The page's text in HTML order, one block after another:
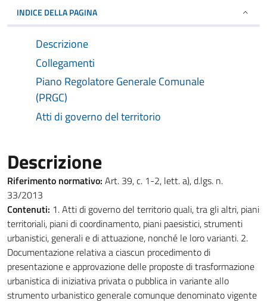
INDICE DELLA PAGINA
Descrizione
Collegamenti
Piano Regolatore Generale Comunale
(PRGC)
Atti di governo del territorio
Descrizione
Riferimento normativo: Art. 39, c. 1-2, lett. a), d.lgs. n.
33/2013
Contenuti: 1. Atti di governo del territorio quali, tra gli altri, piani
territoriali, piani di coordinamento, piani paesistici, strumenti
urbanistici, generali e di attuazione, nonché le loro varianti. 2.
Documentazione relativa a ciascun procedimento di
presentazione e approvazione delle proposte di trasformazione
urbanistica di iniziativa privata o pubblica in variante allo
strumento urbanistico generale comunque denominato vigente